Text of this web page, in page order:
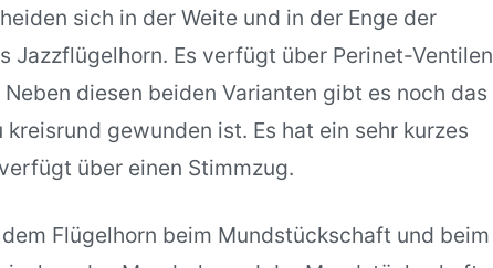
sich in der Weite und in der Enge der
Jazzflügelhorn. Es verfügt über Perinet-Ventilen
diesen beiden Varianten gibt es noch das
gewunden ist. Es hat ein sehr kurzes
über einen Stimmzug.
Flügelhorn beim Mundstückschaft und beim